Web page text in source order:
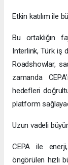
Etkin katılım ile
Bu ortaklığın
Interlink, Türk iş
Roadshowlar,
zamanda
hedefleri
platform
Uzun vadeli
CEPA ile
öngörülen hızlı